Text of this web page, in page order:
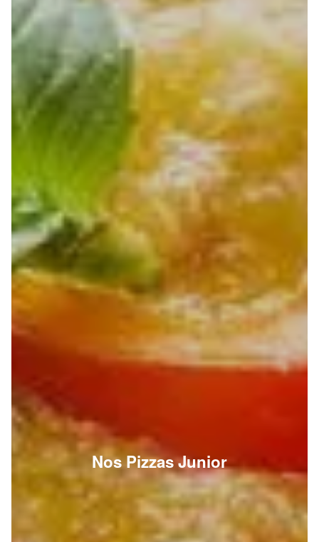
Nos Pizzas Junior